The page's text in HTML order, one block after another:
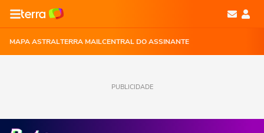
MAPA ASTRALTERRA MAILCENTRAL DO ASSINANTE
PUBLICIDADE